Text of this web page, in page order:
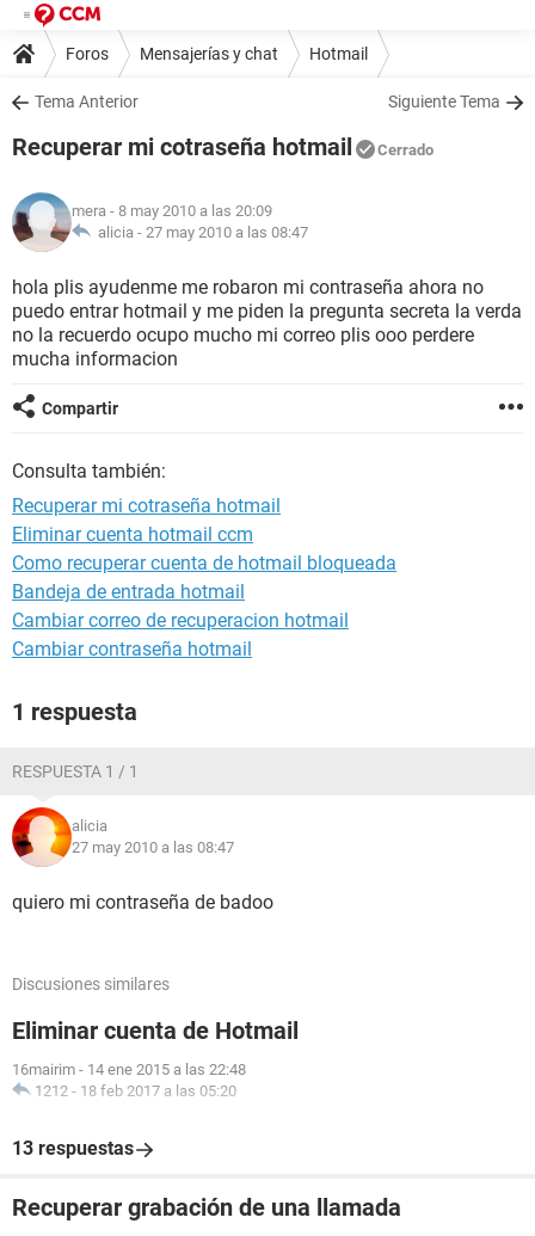
Foros Mensajerías y chat Hotmail
Tema Anterior Siguiente Tema
Recuperar mi cotraseña hotmail Cerrado
mera - 8 may 2010 a las 20:09
alicia - 27 may 2010 a las 08:47
hola plis ayudenme me robaron mi contraseña ahora no
puedo entrar hotmail y me piden la pregunta secreta la verda
no la recuerdo ocupo mucho mi correo plis ooo perdere
mucha informacion
Compartir
Consulta también:
Recuperar mi cotraseña hotmail
Eliminar cuenta hotmail ccm
Como recuperar cuenta de hotmail bloqueada
Bandeja de entrada hotmail
Cambiar correo de recuperacion hotmail
Cambiar contraseña hotmail
1 respuesta
RESPUESTA 1 / 1
alicia
27 may 2010 a las 08:47
quiero mi contraseña de badoo
Discusiones similares
Eliminar cuenta de Hotmail
16mairim - 14 ene 2015 a las 22:48
1212 - 18 feb 2017 a las 05:20
13 respuestas
Recuperar grabación de una llamada